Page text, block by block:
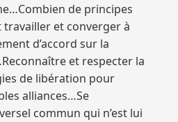
de principes
et converger à
d’accord sur la
et respecter la
de libération pour
alliances…Se
commun qui n’est lui